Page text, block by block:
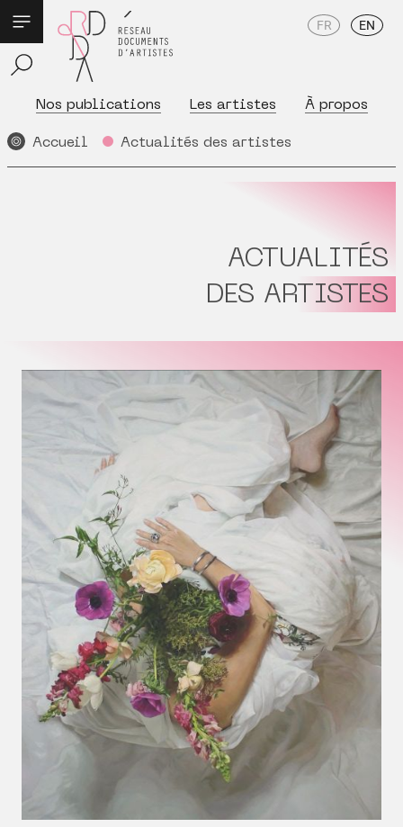
Nos publications Les artistes À propos
FR EN
Accueil Actualités des artistes
ACTUALITÉS
DES ARTISTES